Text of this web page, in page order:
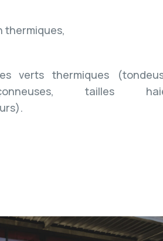
thermiques,
verts thermiques
tailles